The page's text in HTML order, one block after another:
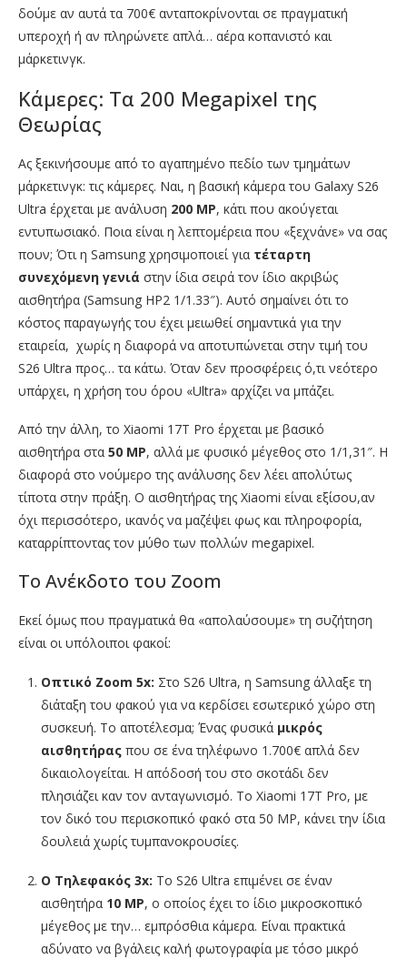
δούμε αν αυτά τα 700€ ανταποκρίνονται σε πραγματική
υπεροχή ή αν πληρώνετε απλά… αέρα κοπανιστό και
μάρκετινγκ.
Κάμερες: Τα 200 Megapixel της
Θεωρίας
Ας ξεκινήσουμε από το αγαπημένο πεδίο των τμημάτων
μάρκετινγκ: τις κάμερες. Ναι, η βασική κάμερα του Galaxy S26
Ultra έρχεται με ανάλυση 200 MP, κάτι που ακούγεται
εντυπωσιακό. Ποια είναι η λεπτομέρεια που «ξεχνάνε» να σας
πουν; Ότι η Samsung χρησιμοποιεί για τέταρτη
συνεχόμενη γενιά στην ίδια σειρά τον ίδιο ακριβώς
αισθητήρα (Samsung HP2 1/1.33″). Αυτό σημαίνει ότι το
κόστος παραγωγής του έχει μειωθεί σημαντικά για την
εταιρεία, χωρίς η διαφορά να αποτυπώνεται στην τιμή του
S26 Ultra προς… τα κάτω. Όταν δεν προσφέρεις ό,τι νεότερο
υπάρχει, η χρήση του όρου «Ultra» αρχίζει να μπάζει.
Από την άλλη, το Xiaomi 17T Pro έρχεται με βασικό
αισθητήρα στα 50 MP, αλλά με φυσικό μέγεθος στο 1/1 ,31″. Η
διαφορά στο νούμερο της ανάλυσης δεν λέει απολύτως
τίποτα στην πράξη. Ο αισθητήρας της Xiaomi είναι εξίσου,αν
όχι περισσότερο, ικανός να μαζέψει φως και πληροφορία,
καταρρίπτοντας τον μύθο των πολλών megapixel.
Το Ανέκδοτο του Zoom
Εκεί όμως που πραγματικά θα «απολαύσουμε» τη συζήτηση
είναι οι υπόλοιποι φακοί:
Οπτικό Zoom 5x: Στο S26 Ultra, η Samsung άλλαξε τη
διάταξη του φακού για να κερδίσει εσωτερικό χώρο στη
συσκευή. Το αποτέλεσμα; Ένας φυσικά μικρός
αισθητήρας που σε ένα τηλέφωνο 1.700€ απλά δεν
δικαιολογείται. Η απόδοσή του στο σκοτάδι δεν
πλησιάζει καν τον ανταγωνισμό. Το Xiaomi 17T Pro, με
τον δικό του περισκοπικό φακό στα 50 MP, κάνει την ίδια
δουλειά χωρίς τυμπανοκρουσίες.
Ο Τηλεφακός 3x: Το S26 Ultra επιμένει σε έναν
αισθητήρα 10 MP, ο οποίος έχει το ίδιο μικροσκοπικό
μέγεθος με την… εμπρόσθια κάμερα. Είναι πρακτικά
αδύνατο να βγάλεις καλή φωτογραφία με τόσο μικρό